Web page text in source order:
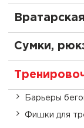
Сумки,
Барьеры
Фишки для